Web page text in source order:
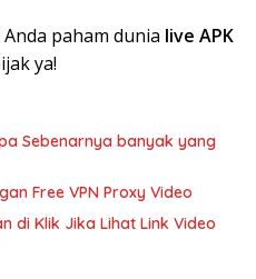
paham dunia live APK
ya!
Sebenarnya banyak yang
Free VPN Proxy Video
di Klik Jika Lihat Link Video